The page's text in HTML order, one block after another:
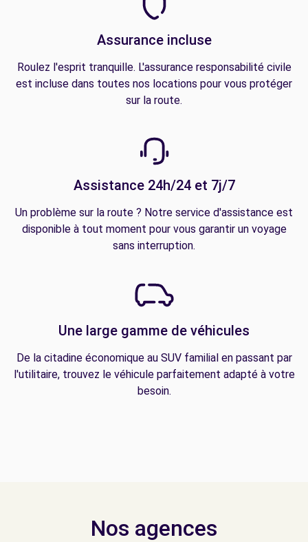
Assurance incluse
Roulez l'esprit tranquille. L'assurance responsabilité civile
est incluse dans toutes nos locations pour vous protéger
sur la route.
Assistance 24h/24 et 7j/7
Un problème sur la route ? Notre service d'assistance est
disponible à tout moment pour vous garantir un voyage
sans interruption.
Une large gamme de véhicules
De la citadine économique au SUV familial en passant par
l'utilitaire, trouvez le véhicule parfaitement adapté à votre
besoin.
Nos agences